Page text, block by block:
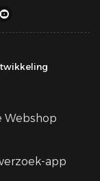
Webshop
app